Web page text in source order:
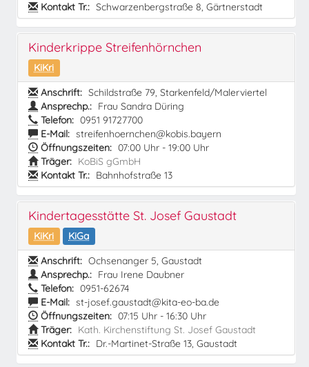
Kontakt Tr.: Schwarzenbergstraße 8, Gärtnerstadt
Kinderkrippe Streifenhörnchen
KiKri
Anschrift: Schildstraße 79, Starkenfeld/Malerviertel
Ansprechp.: Frau Sandra Düring
Telefon: 0951 91727700
E-Mail: streifenhoernchen@kobis.bayern
Öffnungszeiten: 07:00 Uhr - 19:00 Uhr
Träger: KoBiS gGmbH
Kontakt Tr.: Bahnhofstraße 13
Kindertagesstätte St. Josef Gaustadt
KiKri
KiGa
Anschrift: Ochsenanger 5, Gaustadt
Ansprechp.: Frau Irene Daubner
Telefon: 0951-62674
E-Mail: st-josef.gaustadt@kita-eo-ba.de
Öffnungszeiten: 07:15 Uhr - 16:30 Uhr
Träger: Kath. Kirchenstiftung St. Josef Gaustadt
Kontakt Tr.: Dr.-Martinet-Straße 13, Gaustadt